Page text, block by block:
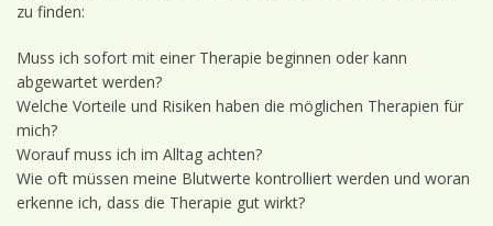
zu finden:
Muss ich sofort mit einer Therapie beginnen oder kann
abgewartet werden?
Welche Vorteile und Risiken haben die möglichen Therapien für
mich?
Worauf muss ich im Alltag achten?
Wie oft müssen meine Blutwerte kontrolliert werden und woran
erkenne ich, dass die Therapie gut wirkt?